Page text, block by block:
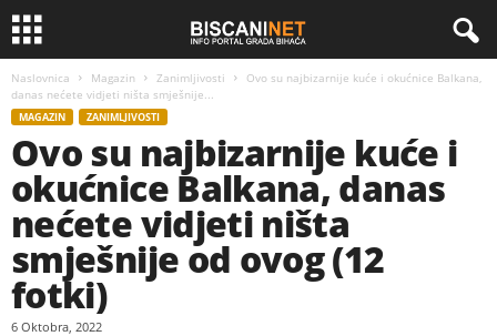
Naslovnica Magazin Zanimljivosti
Ovo su najbizarnije kuće i okućnice Balkana,
danas nećete vidjeti ništa smješnije...
MAGAZIN ZANIMLJIVOSTI
Ovo su najbizarnije kuće i
okućnice Balkana, danas
nećete vidjeti ništa
smješnije od ovog (12
fotki)
6 Oktobra, 2022